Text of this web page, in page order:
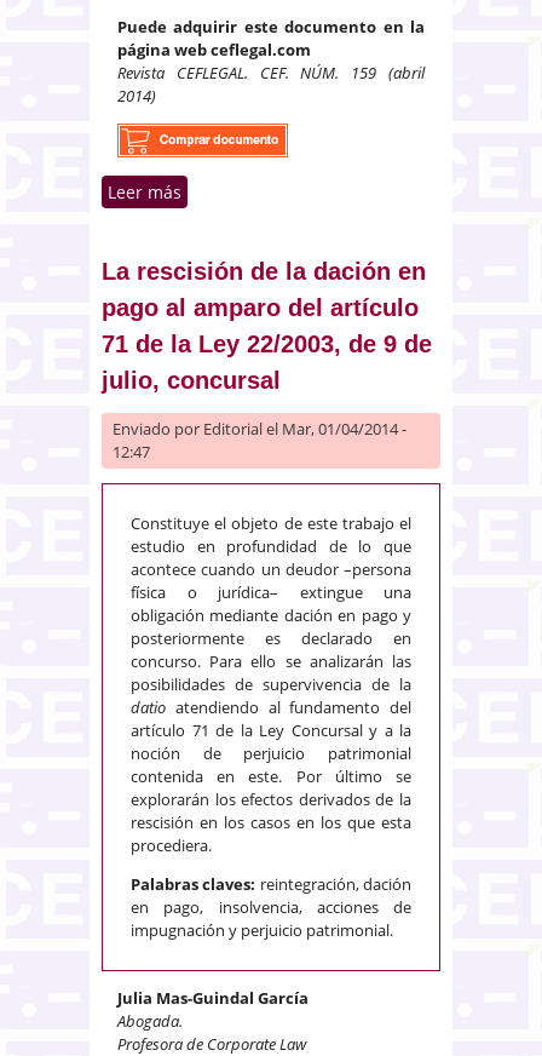
Puede adquirir este documento en la
página web ceflegal.com
Revista CEFLEGAL. CEF. NÚM. 159 (abril
2014)
Leer más
La rescisión de la dación en
pago al amparo del artículo
71 de la Ley 22/2003, de 9 de
julio, concursal
Enviado por Editorialel Mar, 01/04/2014 -
12:47
Constituye el objeto de este trabajo el
estudio en profundidad de lo que
acontece cuando un deudor –persona
física o jurídica– extingue una
obligación mediante dación en pago y
posteriormente es declarado en
concurso. Para ello se analizarán las
posibilidades de supervivencia de la
datio atendiendo al fundamento del
artículo 71 de la Ley Concursal y a la
noción de perjuicio patrimonial
contenida en este. Por último se
explorarán los efectos derivados de la
rescisión en los casos en los que esta
procediera.
Palabras claves: reintegración, dación
en pago, insolvencia, acciones de
impugnación y perjuicio patrimonial.
Julia Mas-Guindal García
Abogada.
Profesora de Corporate Law